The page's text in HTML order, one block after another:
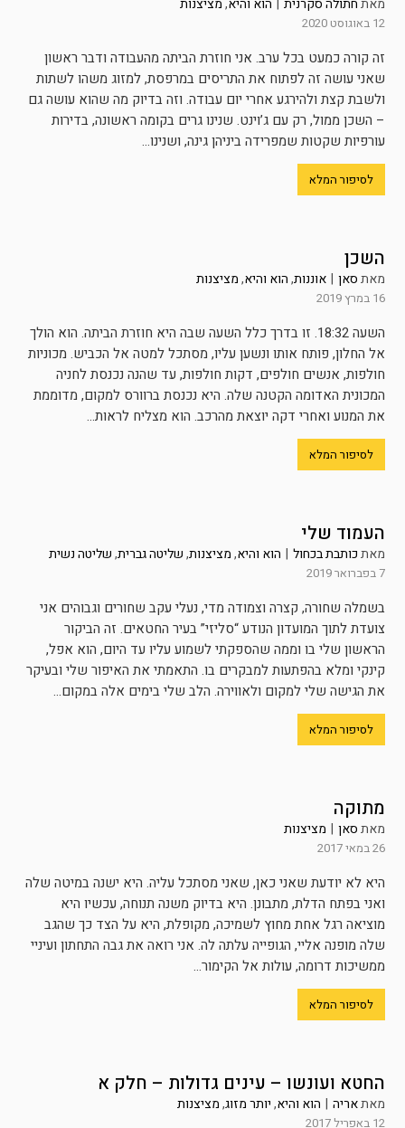
מאתחתולה סקרנית הוא והיא,מציצנות
12 באוגוסט 2020
זה קורה כמעט בכל ערב. אני חוזרת הביתה מהעבודה ודבר ראשון
שאני עושה זה לפתוח את התריסים במרפסת, למזוג משהו לשתות
ולשבת קצת ולהירגע אחרי יום עבודה. וזה בדיוק מה שהוא עושה גם
– השכן ממול, רק עם ג’וינט. שנינו גרים בקומה ראשונה, בדירות
עורפיות שקטות שמפרידה ביניהן גינה, ושנינו...
לסיפור המלא
השכן
מאתסאן | אוננות,הוא והיא,מציצנות
16 במרץ 2019
השעה 18:32. זו בדרך כלל השעה שבה היא חוזרת הביתה. הוא הולך
אל החלון, פותח אותו ונשען עליו, מסתכל למטה אל הכביש. מכוניות
חולפות, אנשים חולפים, דקות חולפות, עד שהנה נכנסת לחניה
המכונית האדומה הקטנה שלה. היא נכנסת ברוורס למקום, מדוממת
את המנוע ואחרי דקה יוצאת מהרכב. הוא מצליח לראות...
לסיפור המלא
העמוד שלי
מאתכותבת בכחול | הוא והיא,מציצנות,שליטה גברית,שליטה נשית
7 בפברואר 2019
בשמלה שחורה, קצרה וצמודה מדי, נעלי עקב שחורים וגבוהים אני
צועדת לתוך המועדון הנודע “סליזי” בעיר החטאים. זה הביקור
הראשון שלי בו וממה שהספקתי לשמוע עליו עד היום, הוא אפל,
קינקי ומלא בהפתעות למבקרים בו. התאמתי את האיפור שלי ובעיקר
את הגישה שלי למקום ולאווירה. הלב שלי בימים אלה במקום...
לסיפור המלא
מתוקה
מאתסאן | מציצנות
26 במאי 2017
היא לא יודעת שאני כאן, שאני מסתכל עליה. היא ישנה במיטה שלה
ואני בפתח הדלת, מתבונן. היא בדיוק משנה תנוחה, עכשיו היא
מוציאה רגל אחת מחוץ לשמיכה, מקופלת, היא על הצד כך שהגב
שלה מופנה אליי, הגופייה עלתה לה. אני רואה את גבה התחתון ועיניי
ממשיכות דרומה, עולות אל הקימור...
לסיפור המלא
החטא ועונשו – עינים גדולות – חלק א
מאתאריה | הוא והיא,יותר מזוג,מציצנות
12 באפריל 2017